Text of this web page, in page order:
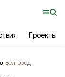
Проекты
Белгород